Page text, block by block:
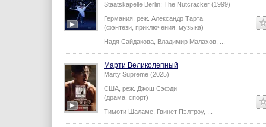
Staatskapelle Berlin: The Nutcracker (1999)
Германия, реж. Александр Тарта
(фэнтези, приключения, музыка)
Надя Сайдакова Владимир Малахов
Марти Великолепный
Marty Supreme (2025)
США, реж. Джош Сэфди
(драма, спорт)
Тимоти Шаламе Гвинет Пэлтроу,